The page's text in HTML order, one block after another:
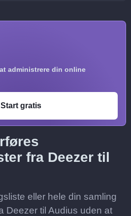
administrere din online
Start gratis
fra Deezer til
eller hele din samling
Deezer til Audius uden at